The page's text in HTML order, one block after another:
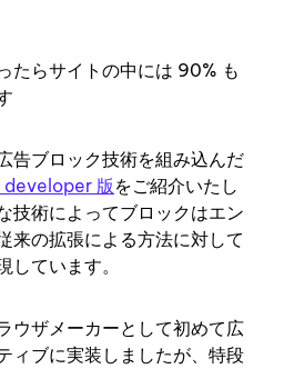
たらサイトの中には 90% も
告ブロック技術を組み込んだ
developer 版 をご紹介いたし
技術によってブロックはエン
来の拡張による方法に対して
しています。
ウザメーカーとして初めて広
ィブに実装しましたが、特段